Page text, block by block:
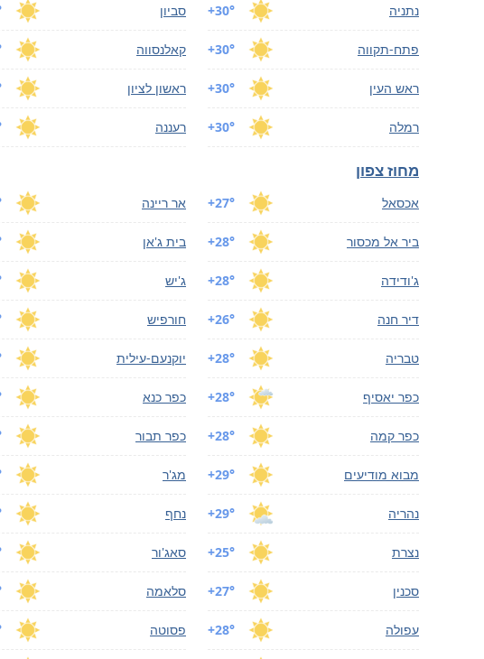
+30° נתניה סביון
+30° פתח-תקווה קאלנסווה
+30° ראש העין ראשון לציון
+30° רמלה רעננה
מחוז צפון
+27° אכסאל אר ריינה
+28° ביר אל מכסור בית ג'אן
+28° ג'ודידה ג'יש
+26° דיר חנה חורפיש
+28° טבריה יוקנעם-עילית
+28° כפר יאסיף כפר כנא
+28° כפר קמה כפר תבור
+29° מבוא מודיעים מג'ר
+29° נהריה נחף
+25° נצרת סאג'ור
+27° סכנין סלאמה
+28° עפולה פסוטה